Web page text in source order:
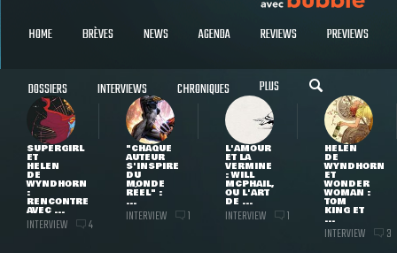
HOME BRÈVES NEWS AGENDA REVIEWS PREVIEWS
DOSSIERS INTERVIEWS CHRONIQUES PLUS
SUPERGIRL
ET
HELEN
DE
WYNDHORN
:
RENCONTRE
AVEC ...
INTERVIEW 4
"CHAQUE
AUTEUR
S'INSPIRE
DU
MONDE
RÉEL" :
...
INTERVIEW 1
L'AMOUR
ET LA
VERMINE
: WILL
MCPHAIL,
OU L'ART
DE ...
INTERVIEW 1
HELEN
DE
WYNDHORN
ET
WONDER
WOMAN :
TOM
KING ET
...
INTERVIEW 3